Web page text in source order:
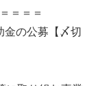
＝＝＝
金の公募【〆切